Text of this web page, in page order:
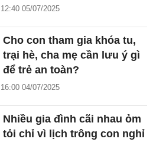
12:40 05/07/2025
Cho con tham gia khóa tu,
trại hè, cha mẹ cần lưu ý gì
để trẻ an toàn?
16:00 04/07/2025
Nhiều gia đình cãi nhau ỏm
tỏi chỉ vì lịch trông con nghỉ